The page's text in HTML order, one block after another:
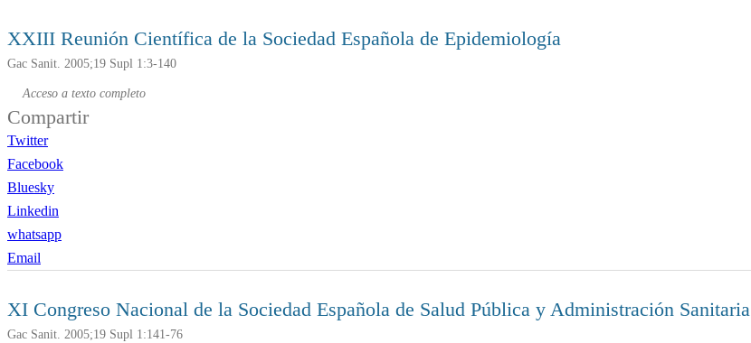
XXIII Reunión Científica de la Sociedad Española de Epidemiología
Gac Sanit. 2005;19 Supl 1:3-140
Acceso a texto completo
Compartir
Twitter
Facebook
Bluesky
Linkedin
whatsapp
Email
XI Congreso Nacional de la Sociedad Española de Salud Pública y Administración Sanitaria
Gac Sanit. 2005;19 Supl 1:141-76